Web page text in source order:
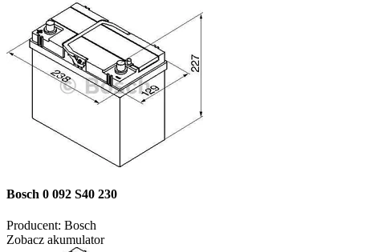
Bosch 0 092 S40 230
Producent: Bosch
Zobacz akumulator